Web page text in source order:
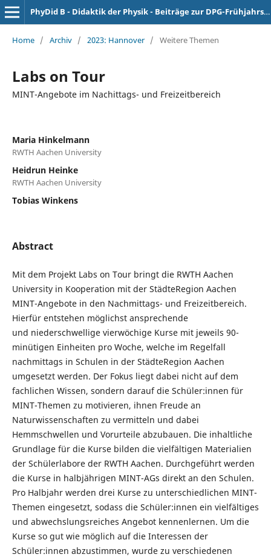
PhyDid B - Didaktik der Physik - Beiträge zur DPG-Frühjahrstagung
Home / Archiv / 2023: Hannover / Weitere Themen
Labs on Tour
MINT-Angebote im Nachittags- und Freizeitbereich
Maria Hinkelmann
RWTH Aachen University
Heidrun Heinke
RWTH Aachen University
Tobias Winkens
Abstract
Mit dem Projekt Labs on Tour bringt die RWTH Aachen
University in Kooperation mit der StädteRegion Aachen
MINT-Angebote in den Nachmittags- und Freizeitbereich.
Hierfür entstehen möglichst ansprechende
und niederschwellige vierwöchige Kurse mit jeweils 90-
minütigen Einheiten pro Woche, welche im Regelfall
nachmittags in Schulen in der StädteRegion Aachen
umgesetzt werden. Der Fokus liegt dabei nicht auf dem
fachlichen Wissen, sondern darauf die Schüler:innen für
MINT-Themen zu motivieren, ihnen Freude an
Naturwissenschaften zu vermitteln und dabei
Hemmschwellen und Vorurteile abzubauen. Die inhaltliche
Grundlage für die Kurse bilden die vielfältigen Materialien
der Schülerlabore der RWTH Aachen. Durchgeführt werden
die Kurse in halbjährigen MINT-AGs direkt an den Schulen.
Pro Halbjahr werden drei Kurse zu unterschiedlichen MINT-
Themen eingesetzt, sodass die Schüler:innen ein vielfältiges
und abwechslungsreiches Angebot kennenlernen. Um die
Kurse so gut wie möglich auf die Interessen der
Schüler:innen abzustimmen, wurde zu verschiedenen